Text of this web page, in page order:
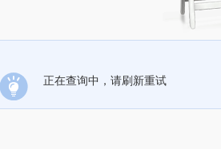
正在查询中，请刷新重试